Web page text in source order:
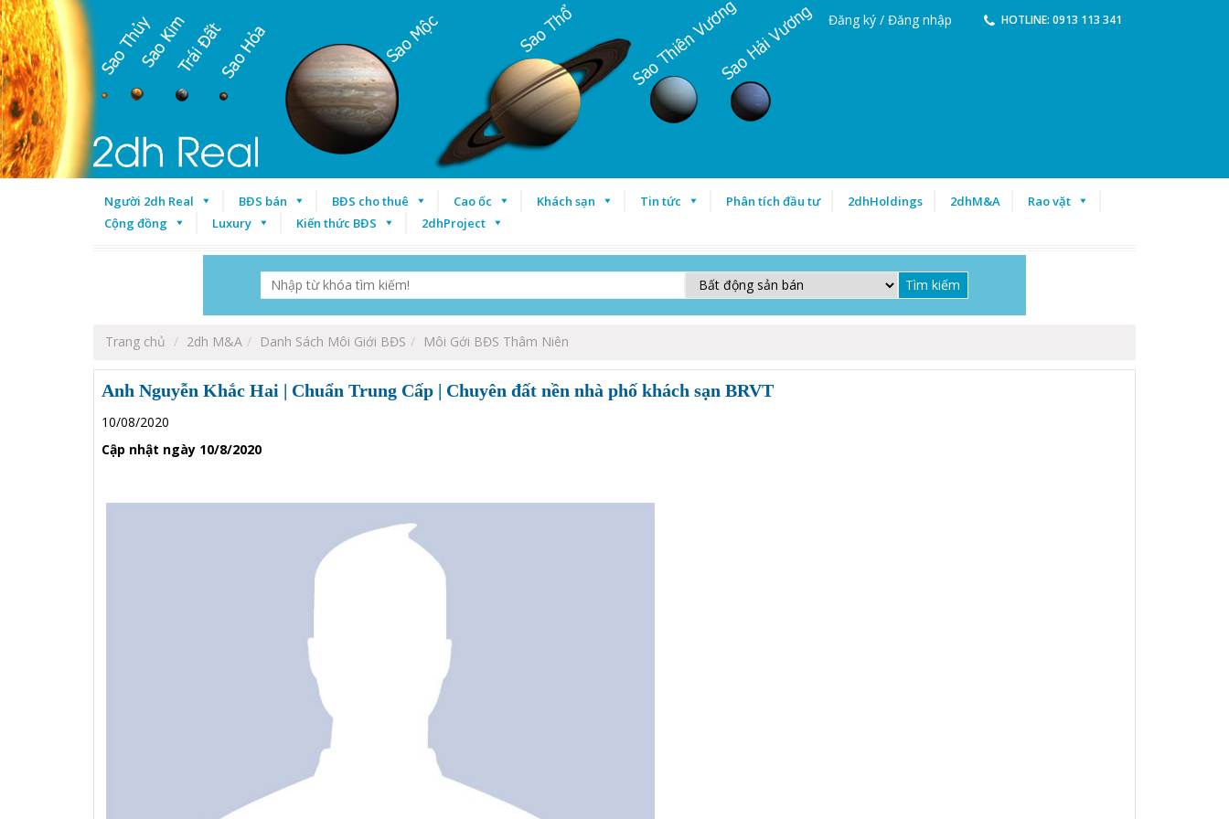
HOTLINE: 0913 113 341
Đăng ký / Đăng nhập
Người 2dh Real BĐS bán BĐS cho thuê Cao ốc Khách sạn Tin tức Phân tích đầu tư 2dhHoldings 2dhM&A
Rao vặt
Cộng đồng
Luxury Kiến thức BĐS 2dhProject
Trang chủ 2dh M&A Danh Sách Môi Giới BĐS Môi Gới BĐS Thâm Niên
Anh Nguyễn Khắc Hai | Chuẩn Trung Cấp | Chuyên đất nền nhà phố khách sạn BRVT
10/08/2020
Cập nhật ngày 10/8/2020